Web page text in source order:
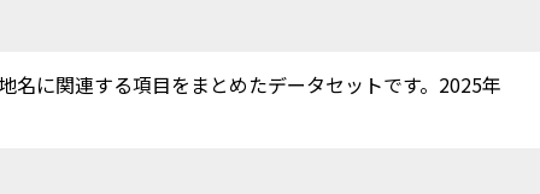
に関連する項目をまとめたデータセットです。2025年